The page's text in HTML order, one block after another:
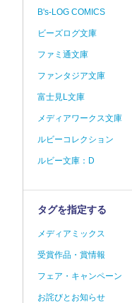
B's-LOG COMICS
ビーズログ文庫
ファミ通文庫
ファンタジア文庫
富士見L文庫
メディアワークス文庫
ルビーコレクション
ルビー文庫：D
タグを指定する
メディアミックス
受賞作品・賞情報
フェア・キャンペーン
お詫びとお知らせ